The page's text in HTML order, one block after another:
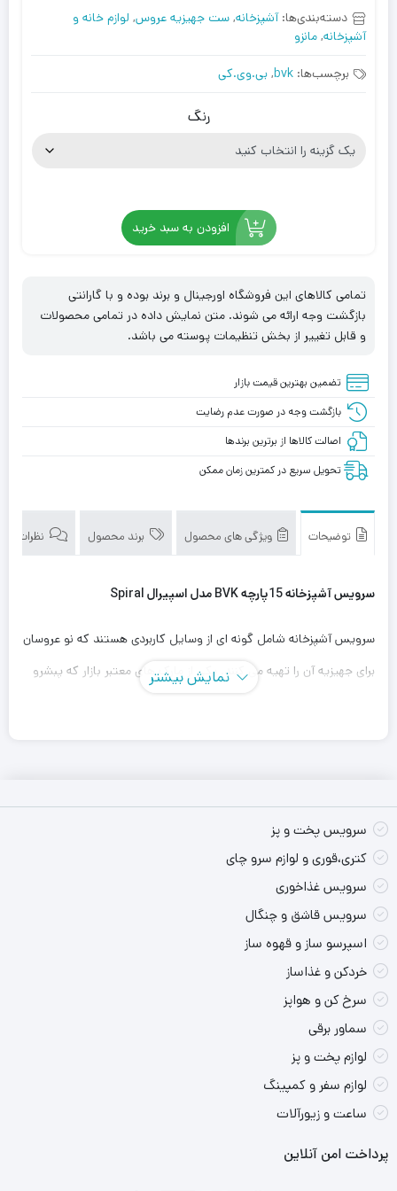
دسته‌بندی‌ها:آشپزخانه, ست جهیزیه عروس, لوازم خانه و
آشپزخانه, مانزو
برچسب‌ها: bvk
, بی.وی.کی
رنگ
افزودن به سبد خرید
تمامی کالاهای این فروشگاه اورجینال و برند بوده و با گارانتی
بازگشت وجه ارائه می شوند. متن نمایش داده در تمامی محصولات
و قابل تغییر از بخش تنظیمات پوسته می باشد.
تضمین بهترین قیمت بازار
بازگشت وجه در صورت عدم رضایت
اصالت کالاها از برترین برندها
تحویل سریع در کمترین زمان ممکن
توضیحات ویژگی های محصول برند محصول نظرات (0)
سرویس آشپزخانه 15پارچه BVK مدل اسپیرال Spiral
سرویس آشپزخانه شامل گونه ای از وسایل کاربردی هستند که نو عروسان
برای جهیزیه آن را تهیه می کنند. یکی از مارک های معتبر بازار که پبشرو
ست های زیبای سرویس های آشپزخانه بی.وی.کی، باکیفیت، مدرن،
می‌توانند انتخاب درست و زیبایی داشته باشند.
جنس بدنه این سرویس آشپزخانه از فلز گالوانیزه با مقاومت بالا میباشد .
رنگ مورد استفاده در بدنه از جنس پودری مات و کوره ای میباشد .
این سرویس‌ زیبا شامل:
سطل زباله (1عدد)
نمایش بیشتر
سرویس پخت و پز
کتری،قوری و لوازم سرو چای
سرویس غذاخوری
سرویس قاشق و چنگال
اسپرسو ساز و قهوه ساز
خردکن و غذاساز
سرخ کن و هواپز
سماور برقی
لوازم پخت و پز
لوازم سفر و کمپینگ
ساعت و زیورآلات
پرداخت امن آنلاین